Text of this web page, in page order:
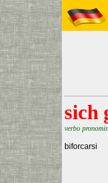
sich
verbo
biforcarsi